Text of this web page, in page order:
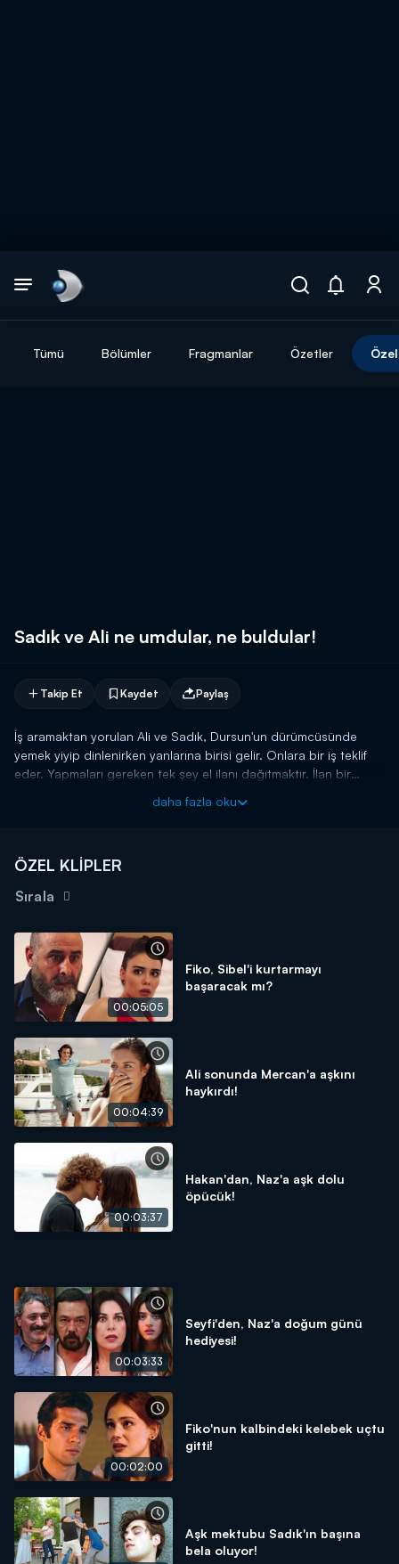
Tümü Bölümler Fragmanlar Özetler
Sadık ve Ali ne umdular, ne buldular!
Takip Et Kaydet Paylaş
İş aramaktan yorulan Ali ve Sadık, Dursun'un dürümcüsünde
yemek yiyip dinlenirken yanlarına birisi gelir. Onlara bir iş teklif
eder. Yapmaları gereken tek şey el ilanı dağıtmaktır. İlan bir
yapılan bir masaj salonudur. El ilanlarını bir çırpıda dağıtan Ali ve
Mekanı polisler basar. İki kafadarımız komik bir olayın içinde
daha fazla oku
ÖZEL KLİPLER
Sırala
00:05:05
Fiko, Sibel'i kurtarmayı
başaracak mı?
00:04:39
Ali sonunda Mercan'a aşkını
haykırdı!
00:03:37
Hakan'dan, Naz'a aşk dolu
öpücük!
00:03:33
Seyfi'den, Naz'a doğum günü
hediyesi!
00:02:00
Fiko'nun kalbindeki kelebek uçtu
gitti!
Aşk mektubu Sadık'ın başına
bela oluyor!